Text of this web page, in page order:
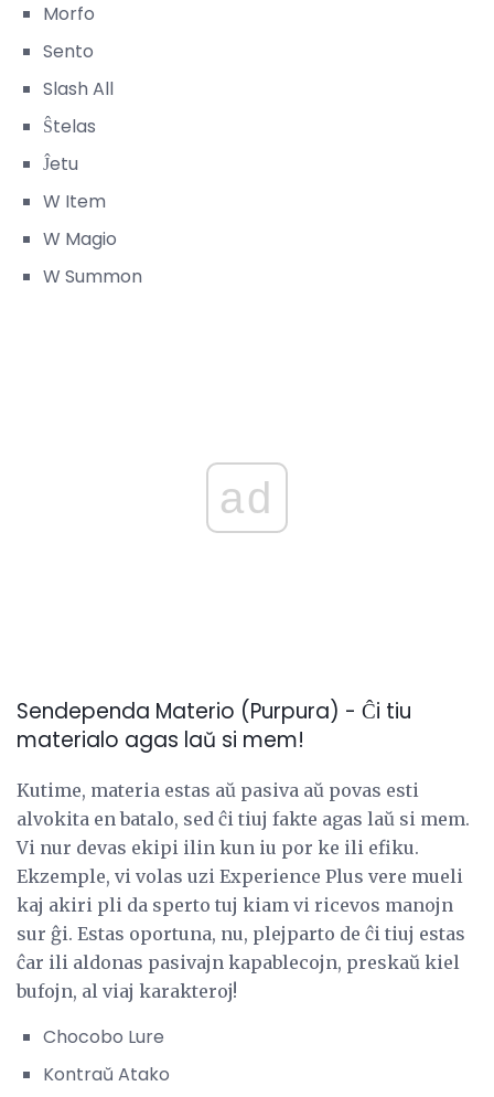
Morfo
Sento
Slash All
Ŝtelas
Ĵetu
W Item
W Magio
W Summon
ad
Sendependa Materio (Purpura) - Ĉi tiu
materialo agas laŭ si mem!
Kutime, materia estas aŭ pasiva aŭ povas esti
alvokita en batalo, sed ĉi tiuj fakte agas laŭ si mem.
Vi nur devas ekipi ilin kun iu por ke ili efiku.
Ekzemple, vi volas uzi Experience Plus vere mueli
kaj akiri pli da sperto tuj kiam vi ricevos manojn
sur ĝi. Estas oportuna, nu, plejparto de ĉi tiuj estas
ĉar ili aldonas pasivajn kapablecojn, preskaŭ kiel
bufojn, al viaj karakteroj!
Chocobo Lure
Kontraŭ Atako